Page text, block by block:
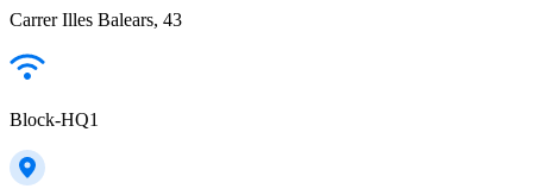
Carrer Illes Balears, 43
Block-HQ1